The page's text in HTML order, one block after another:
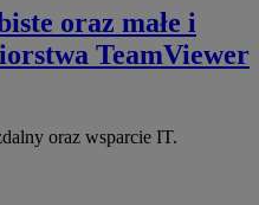
oraz małe i
TeamViewer
oraz wsparcie IT.